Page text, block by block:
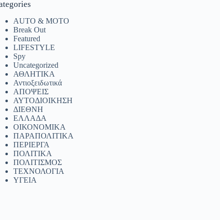
AUTO & MOTO
Break Out
Featured
LIFESTYLE
Spy
Uncategorized
ΑΘΛΗΤΙΚΑ
Αντιοξειδωτικά
ΑΠΟΨΕΙΣ
ΑΥΤΟΔΙΟΙΚΗΣΗ
ΔΙΕΘΝΗ
ΕΛΛΑΔΑ
ΟΙΚΟΝΟΜΙΚΑ
ΠΑΡΑΠΟΛΙΤΙΚΑ
ΠΕΡΙΕΡΓΑ
ΠΟΛΙΤΙΚΑ
ΠΟΛΙΤΙΣΜΟΣ
ΤΕΧΝΟΛΟΓΙΑ
ΥΓΕΙΑ